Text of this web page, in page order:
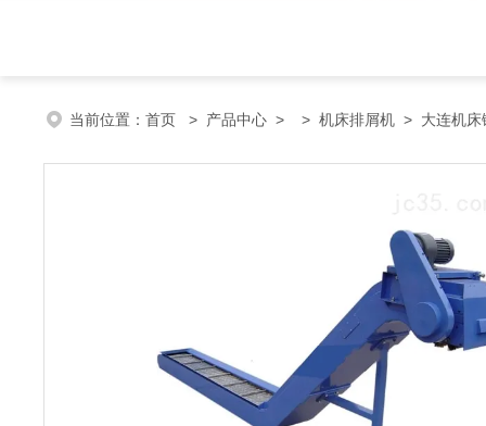
当前位置： 首页 > 产品中心 > > 机床排屑机 > 大连机床